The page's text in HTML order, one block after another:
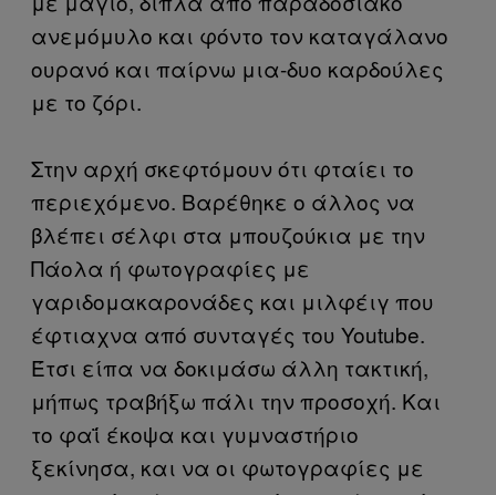
ανεμόμυλο και φόντο τον καταγάλανο
ουρανό και παίρνω μια-δυο καρδούλες
με το ζόρι.
Στην αρχή σκεφτόμουν ότι φταίει το
περιεχόμενο. Βαρέθηκε ο άλλος να
βλέπει σέλφι στα μπουζούκια με την
Πάολα ή φωτογραφίες με
γαριδομακαρονάδες και μιλφέιγ που
έφτιαχνα από συνταγές του Youtube.
Έτσι είπα να δοκιμάσω άλλη τακτική,
μήπως τραβήξω πάλι την προσοχή. Και
το φαΐ έκοψα και γυμναστήριο
ξεκίνησα, και να οι φωτογραφίες με